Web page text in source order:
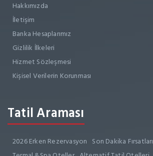
Hakkımızda
İletişim
Banka Hesaplarımız
Gizlilik İlkeleri
Hizmet Sözleşmesi
Kişisel Verilerin Korunması
Tatil Araması
2026 Erken Rezervasyon Son Dakika Fırsatları